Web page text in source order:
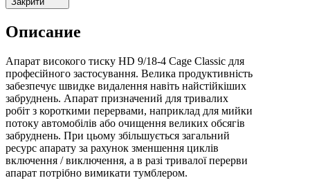
Описание
Апарат високого тиску HD 9/18-4 Cage Classic для
професійного застосування. Велика продуктивність
забезпечує швидке видалення навіть найстійкіших
забруднень. Апарат призначений для тривалих
робіт з короткими перервами, наприклад для мийки
потоку автомобілів або очищення великих обсягів
забруднень. При цьому збільшується загальний
ресурс апарату за рахунок зменшення циклів
включення / виключення, а в разі тривалої перерви
апарат потрібно вимикати тумблером.